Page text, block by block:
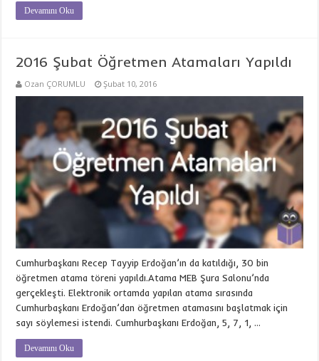
Devamını Oku
2016 Şubat Öğretmen Atamaları Yapıldı
Ozan ÇORUMLU Şubat 10, 2016
Cumhurbaşkanı Recep Tayyip Erdoğan’ın da katıldığı, 30 bin
öğretmen atama töreni yapıldı.Atama MEB Şura Salonu’nda
gerçekleşti. Elektronik ortamda yapılan atama sırasında
Cumhurbaşkanı Erdoğan’dan öğretmen atamasını başlatmak için
sayı söylemesi istendi. Cumhurbaşkanı Erdoğan, 5, 7, 1, …
Devamını Oku